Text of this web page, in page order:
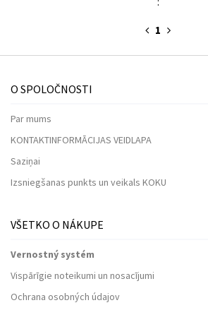
1
O SPOLOČNOSTI
Par mums
KONTAKTINFORMĀCIJAS VEIDLAPA
Saziņai
Izsniegšanas punkts un veikals KOKU
VŠETKO O NÁKUPE
Vernostný systém
Vispārīgie noteikumi un nosacījumi
Ochrana osobných údajov